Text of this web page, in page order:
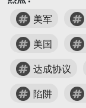
美军
美国
达成协议
陷阱